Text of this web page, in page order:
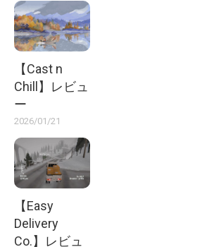
【Cast n
Chill】レビュ
ー
2026/01/21
【Easy
Delivery
Co.】レビュ